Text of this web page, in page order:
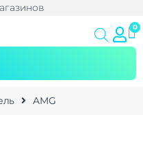
AMG